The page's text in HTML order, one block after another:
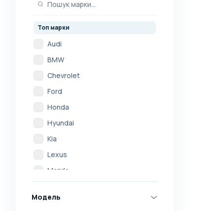
Топ марки
Audi
BMW
Chevrolet
Ford
Honda
Hyundai
Kia
Lexus
Mazda
Mitsubishi
Модель